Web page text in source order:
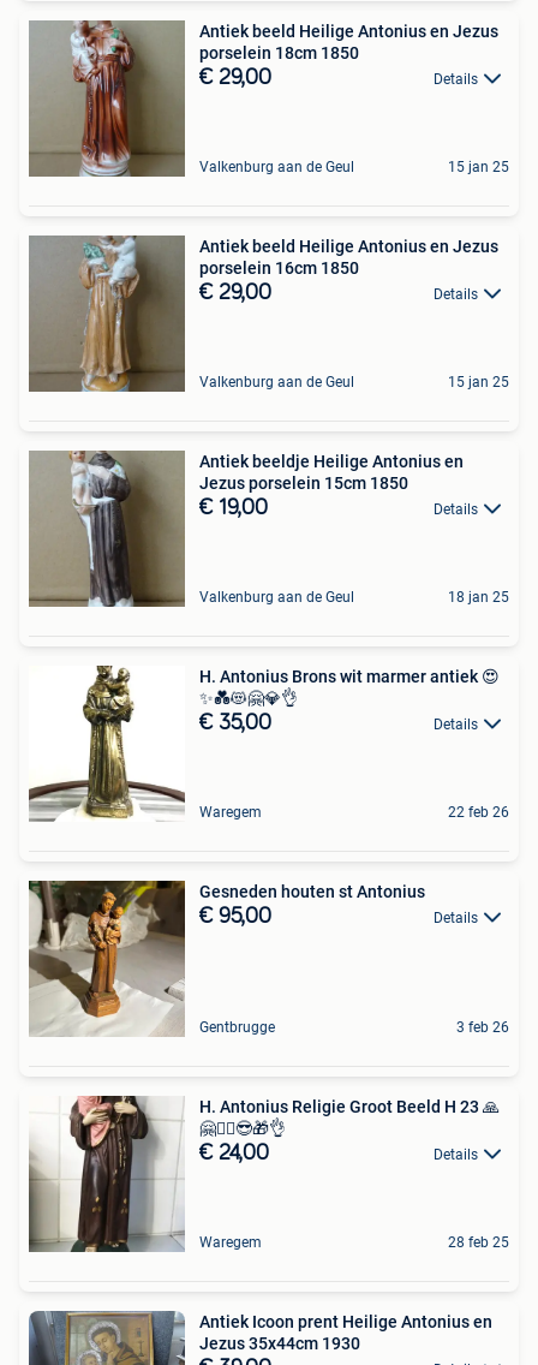
Antiek beeld Heilige Antonius en Jezus
porselein 18cm 1850
€ 29,00 Details
Valkenburg aan de Geul 15 jan 25
Antiek beeld Heilige Antonius en Jezus
porselein 16cm 1850
€ 29,00 Details
Valkenburg aan de Geul 15 jan 25
Antiek beeldje Heilige Antonius en
Jezus porselein 15cm 1850
€ 19,00 Details
Valkenburg aan de Geul 18 jan 25
H. Antonius Brons wit marmer antiek 😍
✨💑😻🤗💎👌
€ 35,00 Details
Waregem 22 feb 26
Gesneden houten st Antonius
€ 95,00 Details
Gentbrugge 3 feb 26
H. Antonius Religie Groot Beeld H 23 🙏
🤗🤦‍♂️😎🎁👌
€ 24,00 Details
Waregem 28 feb 25
Antiek Icoon prent Heilige Antonius en
Jezus 35x44cm 1930